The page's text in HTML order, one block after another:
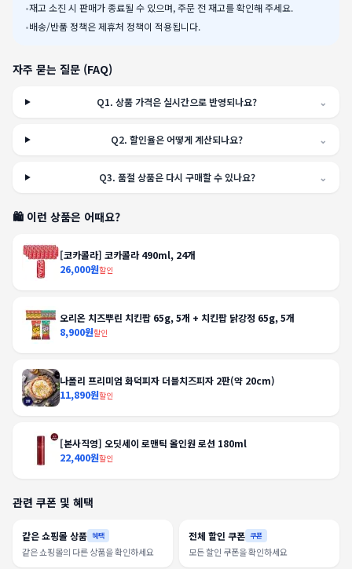
•재고 소진 시 판매가 종료될 수 있으며, 주문 전 재고를 확인해 주세요.
•배송/반품 정책은 제휴처 정책이 적용됩니다.
자주 묻는 질문 (FAQ)
Q1.상품 가격은 실시간으로 반영되나요? ⌄
Q2.할인율은 어떻게 계산되나요? ⌄
Q3. 품절 상품은 다시 구매할 수 있나요? ⌄
🛍️ 이런 상품은 어때요?
[코카콜라] 코카콜라 490ml, 24개
26,000원할인
오리온 치즈뿌린 치킨팝 65g, 5개 + 치킨팝 닭강정 65g, 5개
8,900원할인
나폴리 프리미엄 화덕피자 더블치즈피자 2판(약 20cm)
11,890원할인
[본사직영] 오딧세이 로맨틱 올인원 로션 180ml
22,400원할인
관련 쿠폰 및 혜택
같은 쇼핑몰 상품 혜택
같은 쇼핑몰의 다른 상품을 확인하세요
전체 할인 쿠폰 쿠폰
모든 할인 쿠폰을 확인하세요